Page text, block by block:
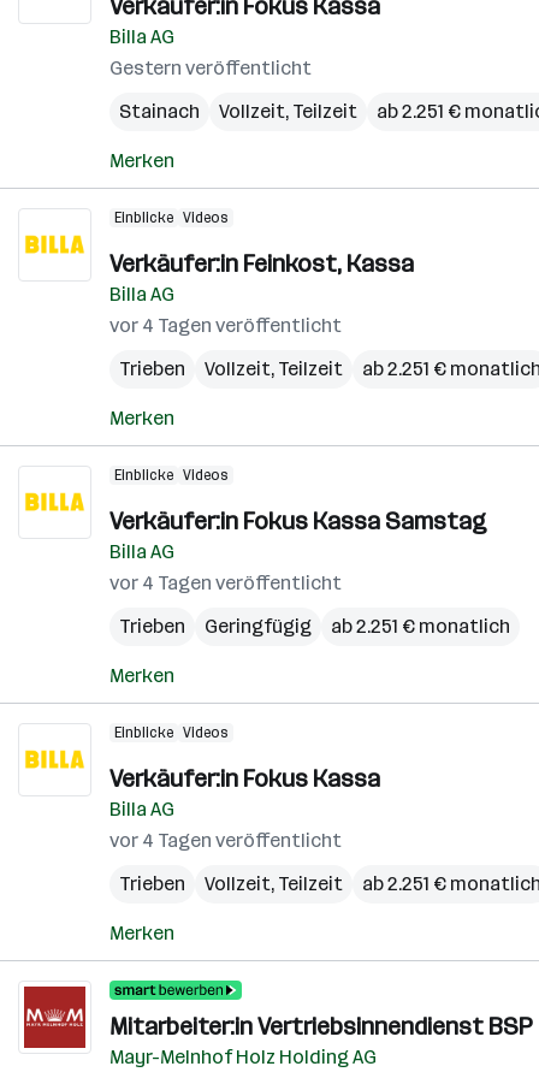
Verkäufer:in Fokus Kassa
Billa AG
Gestern veröffentlicht
Stainach
Vollzeit, Teilzeit ab 2.251 €
Merken
Einblicke Videos
Verkäufer:in Feinkost, Kassa
Billa AG
vor 4 Tagen veröffentlicht
Trieben
Vollzeit, Teilzeit ab 2.251 €
Merken
Einblicke Videos
Verkäufer:in Fokus Kassa Samstag
Billa AG
vor 4 Tagen veröffentlicht
Trieben
Geringfügig ab 2.251 € monatlich
Merken
Einblicke Videos
Verkäufer:in Fokus Kassa
Billa AG
vor 4 Tagen veröffentlicht
Trieben
Vollzeit, Teilzeit ab 2.251 €
Merken
Mitarbeiter:in Vertriebsinnendienst BSP
Mayr-Melnhof Holz Holding AG